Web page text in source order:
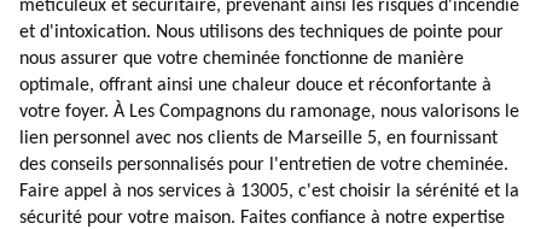
méticuleux et sécuritaire, prévenant ainsi les risques d'incendie
et d'intoxication. Nous utilisons des techniques de pointe pour
nous assurer que votre cheminée fonctionne de manière
optimale, offrant ainsi une chaleur douce et réconfortante à
votre foyer. À Les Compagnons du ramonage, nous valorisons le
lien personnel avec nos clients de Marseille 5, en fournissant
des conseils personnalisés pour l'entretien de votre cheminée.
Faire appel à nos services à 13005, c'est choisir la sérénité et la
sécurité pour votre maison. Faites confiance à notre expertise